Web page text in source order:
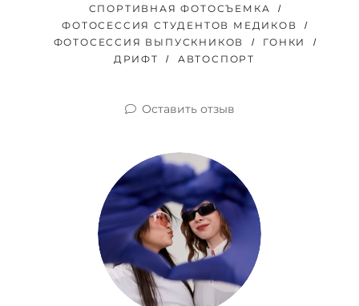
СПОРТИВНАЯ ФОТОСЪЕМКА
ФОТОСЕССИЯ СТУДЕНТОВ МЕДИКОВ
ФОТОСЕССИЯ ВЫПУСКНИКОВ
ГОНКИ
ДРИФТ
АВТОСПОРТ
Оставить отзыв